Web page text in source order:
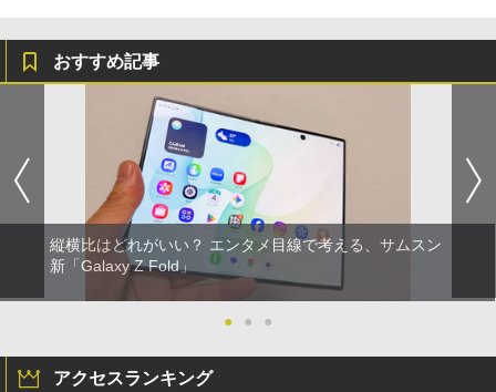
おすすめ記事
縦横比はどれがいい？ エンタメ目線で考える、サムスン
新「Galaxy Z Fold」
● ● ●
アクセスランキング